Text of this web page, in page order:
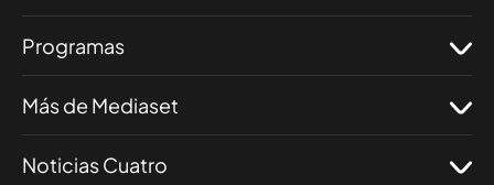
Programas
Más de Mediaset
Noticias Cuatro